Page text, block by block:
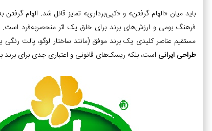
باید میان «الهام گرفتن» و «کپی‌برداری» تمایز قائل شد. الهام
فرهنگ بومی و ارزش‌های برند برای خلق یک اثر منحصربه‌فرد است.
مستقیم عناصر کلیدی یک برند موفق (مانند ساختار لوگو، پالت رنگی
طراحی ایرانی است، بلکه ریسک‌های قانونی و اعتباری جدی برای